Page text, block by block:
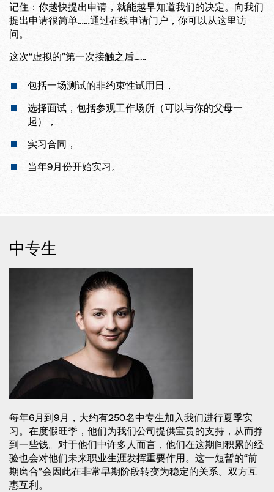
记住：你越快提出申请，就能越早知道我们的决定。向我们
提出申请很简单……通过在线申请门户，你可以从这里访
问。
这次“虚拟的”第一次接触之后……
包括一场测试的非约束性试用日，
选择面试，包括参观工作场所（可以与你的父母一
起），
实习合同，
当年9月份开始实习。
中专生
每年6月到9月，大约有250名中专生加入我们进行夏季实
习。在度假旺季，他们为我们公司提供宝贵的支持，从而挣
到一些钱。对于他们中许多人而言，他们在这期间积累的经
验也会对他们未来职业生涯发挥重要作用。这一短暂的“前
期磨合”会因此在非常早期阶段转变为稳定的关系。双方互
惠互利。